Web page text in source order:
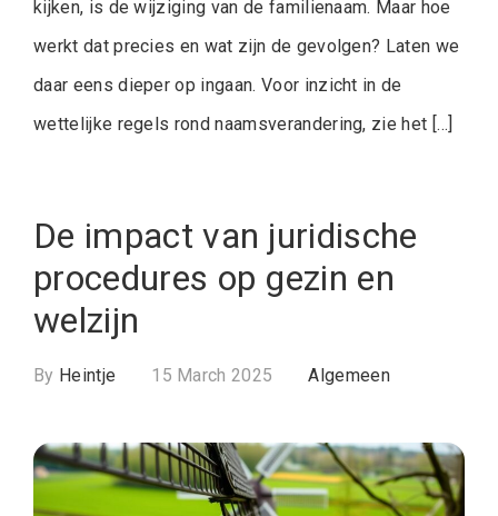
kijken, is de wijziging van de familienaam. Maar hoe
werkt dat precies en wat zijn de gevolgen? Laten we
daar eens dieper op ingaan. Voor inzicht in de
wettelijke regels rond naamsverandering, zie het […]
De impact van juridische
procedures op gezin en
welzijn
By Heintje 15 March 2025 Algemeen